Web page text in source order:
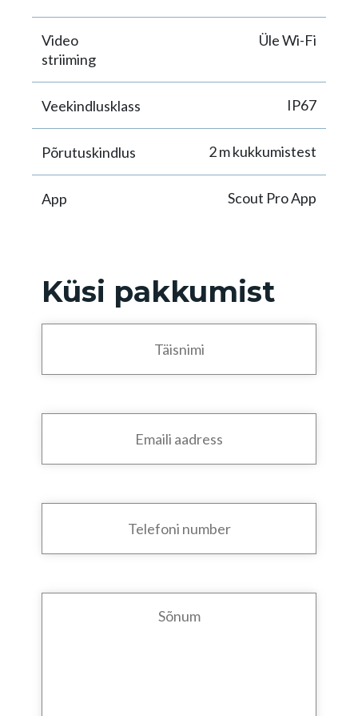
Video
striiming
Üle Wi-Fi
Veekindlusklass IP67
Põrutuskindlus 2 m kukkumistest
App Scout Pro App
Küsi pakkumist